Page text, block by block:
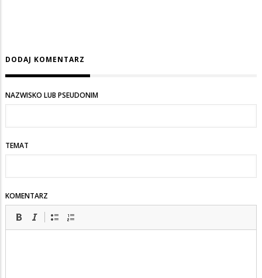
DODAJ KOMENTARZ
NAZWISKO LUB PSEUDONIM
TEMAT
KOMENTARZ